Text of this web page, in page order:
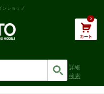
ンショップ
0
詳細
検索